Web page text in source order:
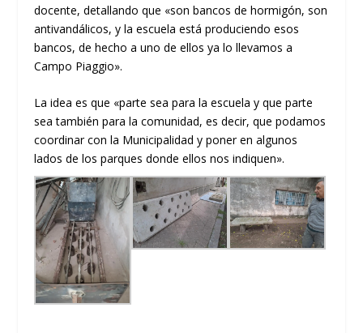
docente, detallando que «son bancos de hormigón, son
antivandálicos, y la escuela está produciendo esos
bancos, de hecho a uno de ellos ya lo llevamos a
Campo Piaggio».
La idea es que «parte sea para la escuela y que parte
sea también para la comunidad, es decir, que podamos
coordinar con la Municipalidad y poner en algunos
lados de los parques donde ellos nos indiquen».